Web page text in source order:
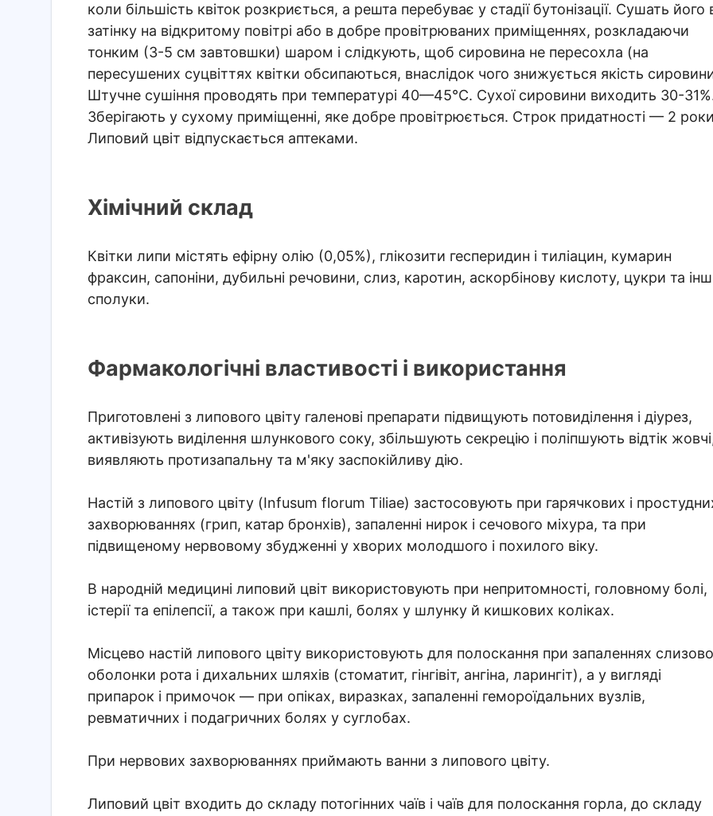
коли більшість квіток розкриється, а решта перебуває у стадії бутонізації. Сушать його
затінку на відкритому повітрі або в добре провітрюваних приміщеннях, розкладаючи
тонким (3-5 см завтовшки) шаром і слідкують, щоб сировина не пересохла (на
пересушених суцвіттях квітки обсипаються, внаслідок чого знижується якість
Штучне сушіння проводять при температурі 40—45°С. Сухої сировини виходить 30-
Зберігають у сухому приміщенні, яке добре провітрюється. Строк придатності — 2
Липовий цвіт відпускається аптеками.
Хімічний склад
Квітки липи містять ефірну олію (0,05%), глікозити гесперидин і тиліацин, кумарин
фраксин, сапоніни, дубильні речовини, слиз, каротин, аскорбінову кислоту, цукри та
сполуки.
Фармакологічні властивості і використання
Приготовлені з липового цвіту галенові препарати підвищують потовиділення і діурез,
активізують виділення шлункового соку, збільшують секрецію і поліпшують відтік
виявляють протизапальну та м'яку заспокійливу дію.
Настій з липового цвіту (Infusum florum Tiliae) застосовують при гарячкових і
захворюваннях (грип, катар бронхів), запаленні нирок і сечового міхура, та при
підвищеному нервовому збудженні у хворих молодшого і похилого віку.
В народній медицині липовий цвіт використовують при непритомності, головному болі,
істерії та епілепсії, а також при кашлі, болях у шлунку й кишкових коліках.
Місцево настій липового цвіту використовують для полоскання при запаленнях
оболонки рота і дихальних шляхів (стоматит, гінгівіт, ангіна, ларингіт), а у вигляді
припарок і примочок — при опіках, виразках, запаленні гемороїдальних вузлів,
ревматичних і подагричних болях у суглобах.
При нервових захворюваннях приймають ванни з липового цвіту.
Липовий цвіт входить до складу потогінних чаїв і чаїв для полоскання горла, до складу